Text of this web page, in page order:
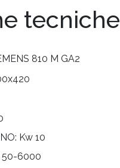
tecniche
810 M GA2
Kw 10
50-6000